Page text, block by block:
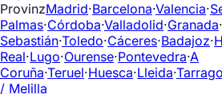
ProvinzMadrid·Barcelona·Valencia·
Palmas·Córdoba·Valladolid·Granada·
Sebastián·Toledo·Cáceres·Badajoz·
Real·Lugo·Ourense·Pontevedra·A
Coruña·Teruel·Huesca·Lleida·
/ Melilla